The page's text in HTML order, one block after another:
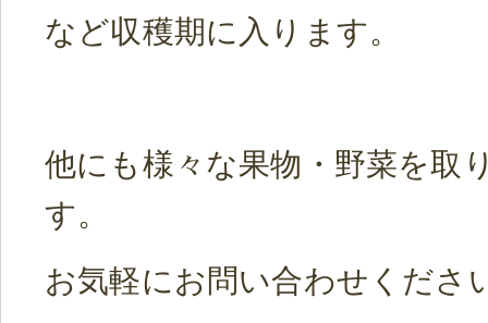
など収穫期に入ります。
他にも様々な果物・野菜を取
す。
お気軽にお問い合わせくださ